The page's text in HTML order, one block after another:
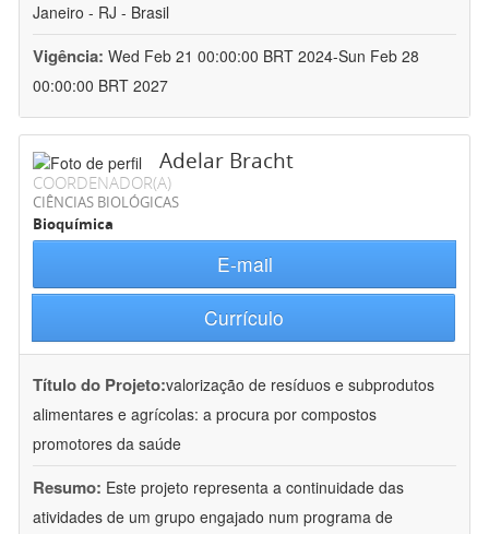
Janeiro - RJ - Brasil
Vigência: Wed Feb 21 00:00:00 BRT 2024-Sun Feb 28
00:00:00 BRT 2027
Adelar Bracht
COORDENADOR(A)
CIÊNCIAS BIOLÓGICAS
Bioquímica
E-mail
Currículo
Título do Projeto:valorização de resíduos e subprodutos
alimentares e agrícolas: a procura por compostos
promotores da saúde
Resumo: Este projeto representa a continuidade das
atividades de um grupo engajado num programa de